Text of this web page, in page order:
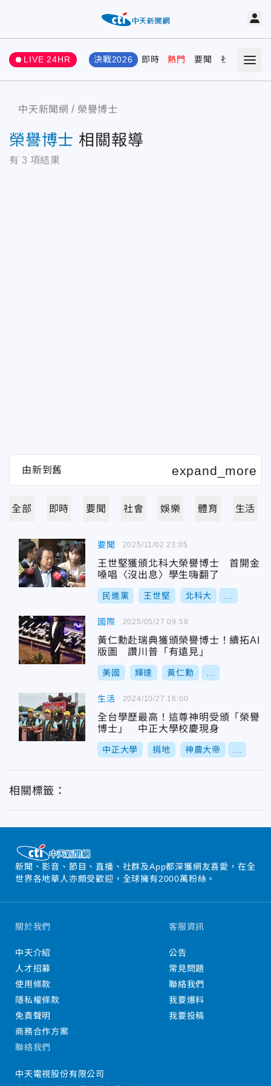
LIVE 24HR 決戰2026 即時 熱門 要聞 社會 娛樂
中天新聞網 榮譽博士
榮譽博士 相關報導
有 3 項結果
全部 即時 要聞 社會 娛樂 體育 生活
要聞
王世堅獲頒北科大榮譽博士 首開金
嗓唱〈沒出息〉學生嗨翻了
民進黨 王世堅 北科大
2025/11/02 23:05
國際
黃仁勳赴瑞典獲頒榮譽博士！續拓AI
版圖 讚川普「有遠見」
美國 輝達 黃仁勳
2025/05/27 09:58
生活
全台學歷最高！這尊神明受頒「榮譽
博士」 中正大學校慶現身
中正大學 捐地 神農大帝
2024/10/27 16:00
相關標籤：
新聞、影音、節目、直播、社群及App都深獲網友喜愛，在全
世界各地華人亦頗受歡迎，全球擁有2000萬粉絲。
關於我們
中天介紹
人才招募
使用條款
隱私權條款
免責聲明
商務合作方案
客服資訊
公告
常見問題
聯絡我們
我要爆料
我要投稿
聯絡我們
中天電視股份有限公司